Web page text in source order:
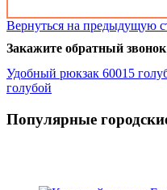
Вернуться на предыдущую
Закажите обратный звонок
Удобный рюкзак 60015
голубой
Популярные